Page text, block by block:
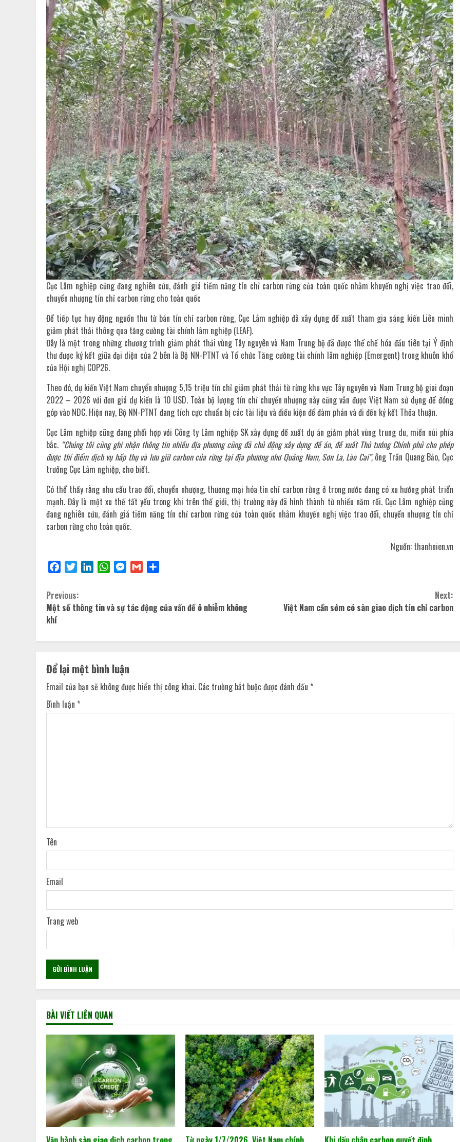
Cục Lâm nghiệp cũng đang nghiên cứu, đánh giá tiềm năng tín chỉ carbon rừng của toàn quốc nhằm khuyến nghị việc trao đổi,
chuyển nhượng tín chỉ carbon rừng cho toàn quốc
Để tiếp tục huy động nguồn thu từ bán tín chỉ carbon rừng, Cục Lâm nghiệp đã xây dựng đề xuất tham gia sáng kiến Liên minh
giảm phát thải thông qua tăng cường tài chính lâm nghiệp (LEAF).
Đây là một trong những chương trình giảm phát thải vùng Tây nguyên và Nam Trung bộ đã được thể chế hóa đầu tiên tại Ý định
thư được ký kết giữa đại diện của 2 bên là Bộ NN-PTNT và Tổ chức Tăng cường tài chính lâm nghiệp (Emergent) trong khuôn khổ
của Hội nghị COP26.
Theo đó, dự kiến Việt Nam chuyển nhượng 5,15 triệu tín chỉ giảm phát thải từ rừng khu vực Tây nguyên và Nam Trung bộ giai đoạn
2022 – 2026 với đơn giá dự kiến là 10 USD. Toàn bộ lượng tín chỉ chuyển nhượng này cũng vẫn được Việt Nam sử dụng để đóng
góp vào NDC. Hiện nay, Bộ NN-PTNT đang tích cực chuẩn bị các tài liệu và điều kiện để đàm phán và đi đến ký kết Thỏa thuận.
Cục Lâm nghiệp cũng đang phối hợp với Công ty Lâm nghiệp SK xây dựng đề xuất dự án giảm phát vùng trung du, miền núi phía
bắc. “Chúng tôi cũng ghi nhận thông tin nhiều địa phương cũng đã chủ động xây dựng đề án, đề xuất Thủ tướng Chính phủ cho phép
được thí điểm dịch vụ hấp thụ và lưu giữ carbon của rừng tại địa phương như Quảng Nam, Sơn La, Lào Cai”,ông Trần Quang Bảo, Cục
trưởng Cục Lâm nghiệp, cho biết.
Có thể thấy rằng nhu cầu trao đổi, chuyển nhượng, thương mại hóa tín chỉ carbon rừng ở trong nước đang có xu hướng phát triển
mạnh. Đây là một xu thế tất yếu trong khi trên thế giới, thị trường này đã hình thành từ nhiều năm rồi. Cục Lâm nghiệp cũng
đang nghiên cứu, đánh giá tiềm năng tín chỉ carbon rừng của toàn quốc nhằm khuyến nghị việc trao đổi, chuyển nhượng tín chỉ
carbon rừng cho toàn quốc.
Nguồn: thanhnien.vn
FacebookTwitterLinkedInWhatsAppMessenger
Gmail
Previous:
Một số thông tin và sự tác động của vấn đề ô nhiễm không
khí
Next:
Việt Nam cần sớm có sàn giao dịch tín chỉ carbon
Để lại một bình luận
Email của bạn sẽ không được hiển thị công khai. Các trường bắt buộc được đánh dấu *
Bình luận *
Tên
Email
Trang web
BÀI VIẾT LIÊN QUAN